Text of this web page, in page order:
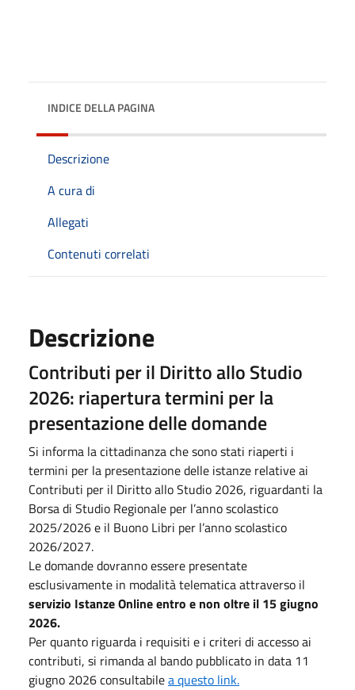
INDICE DELLA PAGINA
Descrizione
A cura di
Allegati
Contenuti correlati
Descrizione
Contributi per il Diritto allo Studio
2026: riapertura termini per la
presentazione delle domande
Si informa la cittadinanza che sono stati riaperti i
termini per la presentazione delle istanze relative ai
Contributi per il Diritto allo Studio 2026, riguardanti la
Borsa di Studio Regionale per l’anno scolastico
2025/2026 e il Buono Libri per l’anno scolastico
2026/2027.
Le domande dovranno essere presentate
esclusivamente in modalità telematica attraverso il
servizio Istanze Online entro e non oltre il 15 giugno
2026.
Per quanto riguarda i requisiti e i criteri di accesso ai
contributi, si rimanda al bando pubblicato in data 11
giugno 2026 consultabilea questo link.